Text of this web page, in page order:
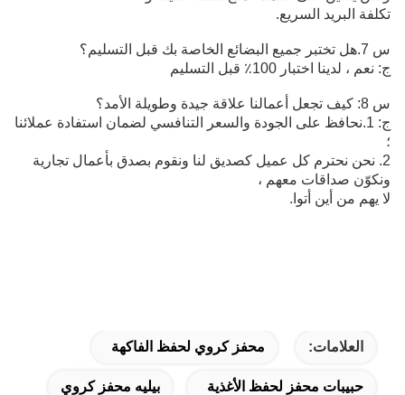
تكلفة البريد السريع.
س 7.هل تختبر جميع البضائع الخاصة بك قبل التسليم؟
ج: نعم ، لدينا اختبار 100٪ قبل التسليم
س 8: كيف تجعل أعمالنا علاقة جيدة وطويلة الأمد؟
ج: 1.نحافظ على الجودة والسعر التنافسي لضمان استفادة عملائنا
2. نحن نحترم كل عميل كصديق لنا ونقوم بصدق بأعمال تجارية
ونكوّن صداقات معهم ،
لا يهم من أين أتوا.
العلامات: محفز كروي لحفظ الفاكهة
حبيبات محفز لحفظ الأغذية بيليه محفز كروي